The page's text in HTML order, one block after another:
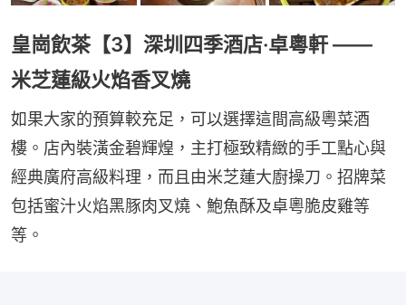
皇崗飲茶【3】深圳四季酒店·卓粵軒 ——
米芝蓮級火焰香叉燒
如果大家的預算較充足，可以選擇這間高級粵菜酒
樓。店內裝潢金碧輝煌，主打極致精緻的手工點心與
經典廣府高級料理，而且由米芝蓮大廚操刀。招牌菜
包括蜜汁火焰黑豚肉叉燒、鮑魚酥及卓粵脆皮雞等
等。